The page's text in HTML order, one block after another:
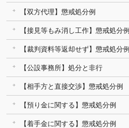
【双方代理】懲戒処分例
【接見等もみ消し工作】懲戒処分例
【裁判資料等返却せず】懲戒処分例
【公設事務所】処分と非行
【相手方と直接交渉】懲戒処分例
【預り金に関する】懲戒処分例
【着手金に関する】懲戒処分例